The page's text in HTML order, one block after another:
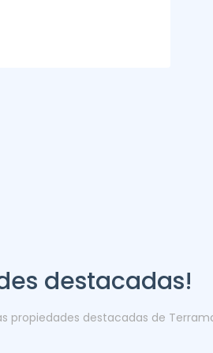
destacadas!
propiedades destacadas de